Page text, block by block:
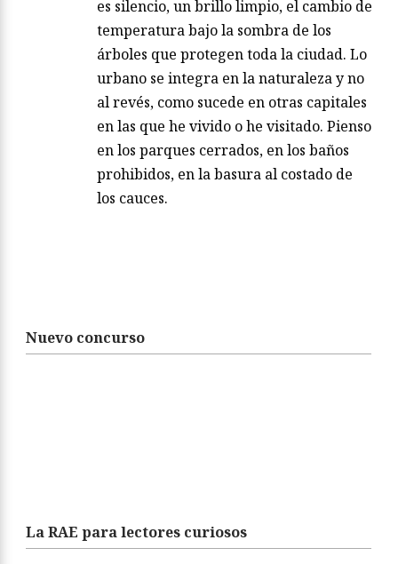
La atención de lo indescifrable
agosto 06, 2026 / ELVIRA SASTRE
Leo La liebre y yo, de Chloe Dalton, en
un viaje a Zúrich, en busca del agua de
los lagos y los ríos. Lo que encuentro allí
en las que he vivido o he visitado. Pienso
Nuevo concurso